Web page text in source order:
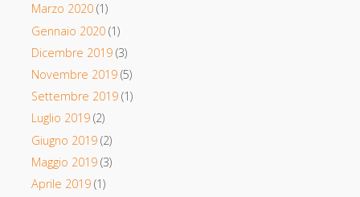
Marzo 2020(1)
Gennaio 2020(1)
Dicembre 2019(3)
Novembre 2019(5)
Settembre 2019(1)
Luglio 2019(2)
Giugno 2019(2)
Maggio 2019(3)
Aprile 2019(1)